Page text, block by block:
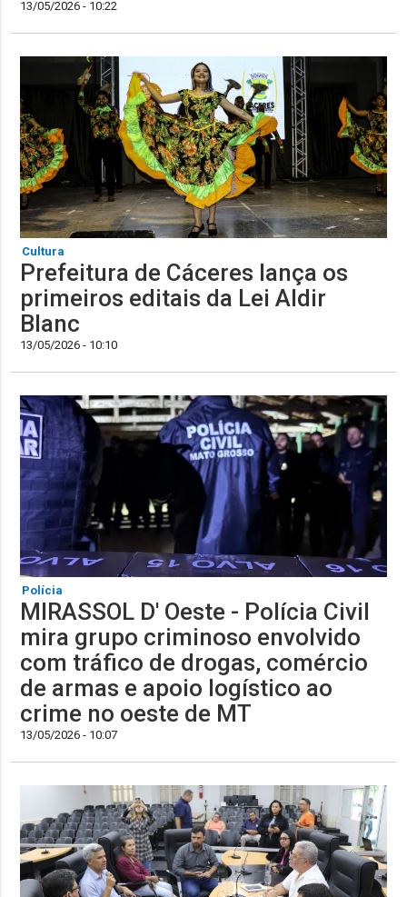
13/05/2026 - 10:22
Cultura
Prefeitura de Cáceres lança os
primeiros editais da Lei Aldir
Blanc
13/05/2026 - 10:10
Polícia
MIRASSOL D' Oeste - Polícia Civil
mira grupo criminoso envolvido
com tráfico de drogas, comércio
de armas e apoio logístico ao
crime no oeste de MT
13/05/2026 - 10:07